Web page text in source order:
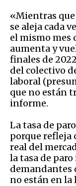
«Mientras
se aleja cada
el mismo mes
aumenta y
finales de
del colectivo
laboral
que no están
informe.
La tasa de
porque refleja
real del
la tasa de
demandantes
no están en la